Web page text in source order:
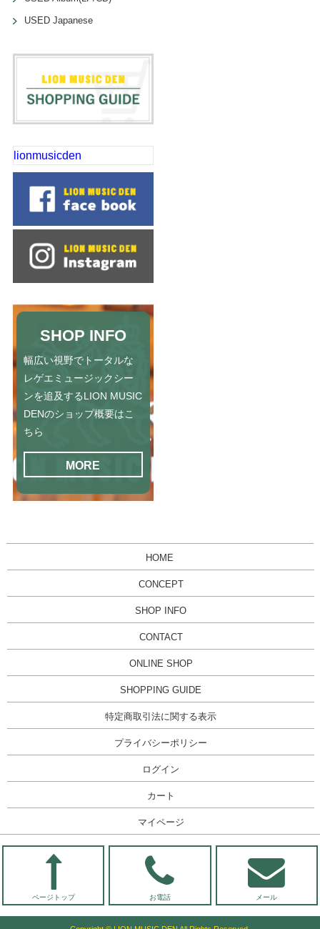
USED Japanese
lionmusicden
SHOP INFO
幅広い視野でトータルな
レゲエミュージックシー
ンを追及するLION MUSIC
DENのショップ概要はこ
ちら
MORE
HOME
CONCEPT
SHOP INFO
CONTACT
ONLINE SHOP
SHOPPING GUIDE
特定商取引法に関する表示
プライバシーポリシー
ログイン
カート
マイページ
ページトップ お電話 メール